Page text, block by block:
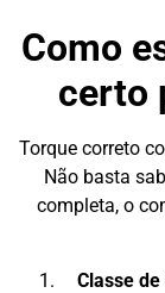
Como
certo
Torque correto
Não basta
completa, o
Classe